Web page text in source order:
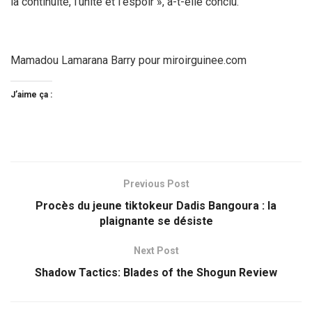
Mamadou Lamarana Barry pour miroirguinee.com
J’aime ça :
Previous Post
Procès du jeune tiktokeur Dadis Bangoura : la
plaignante se désiste
Next Post
Shadow Tactics: Blades of the Shogun Review